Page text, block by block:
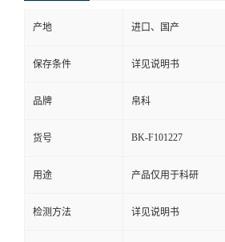
产地 进口、国产
保存条件 详见说明书
品牌 帛科
货号 BK-F101227
用途 产品仅用于科研
检测方法 详见说明书